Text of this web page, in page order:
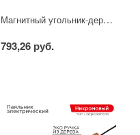
Магнитный угольник-держатель для сварки набор 4 шт. на 4 кг REXANT
793,26 руб.